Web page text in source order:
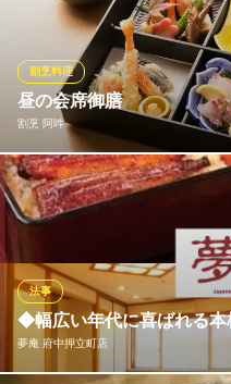
や、静岡 小柳津清一商店の「
味料を使用しておりますので
かがでしょうか
全席個室 じぶんどき 府中
日本酒 創作和食 個室
京王線府中駅南口 徒歩3分
東京都府中市宮西町1-3-3 Bビル5F
昼の会席御膳
割烹 阿吽
割烹料理
七五三などのお祝いや法事な
向けには御子様御膳をご用意
て承ります。落ち着いた完全
割烹 阿吽
完全個室と本格会席料理
京王競馬場線府中競馬正門
東京都府中市宮町2-22-18
◆幅広い年代に喜ばれる本
夢庵 府中押立町店
法事